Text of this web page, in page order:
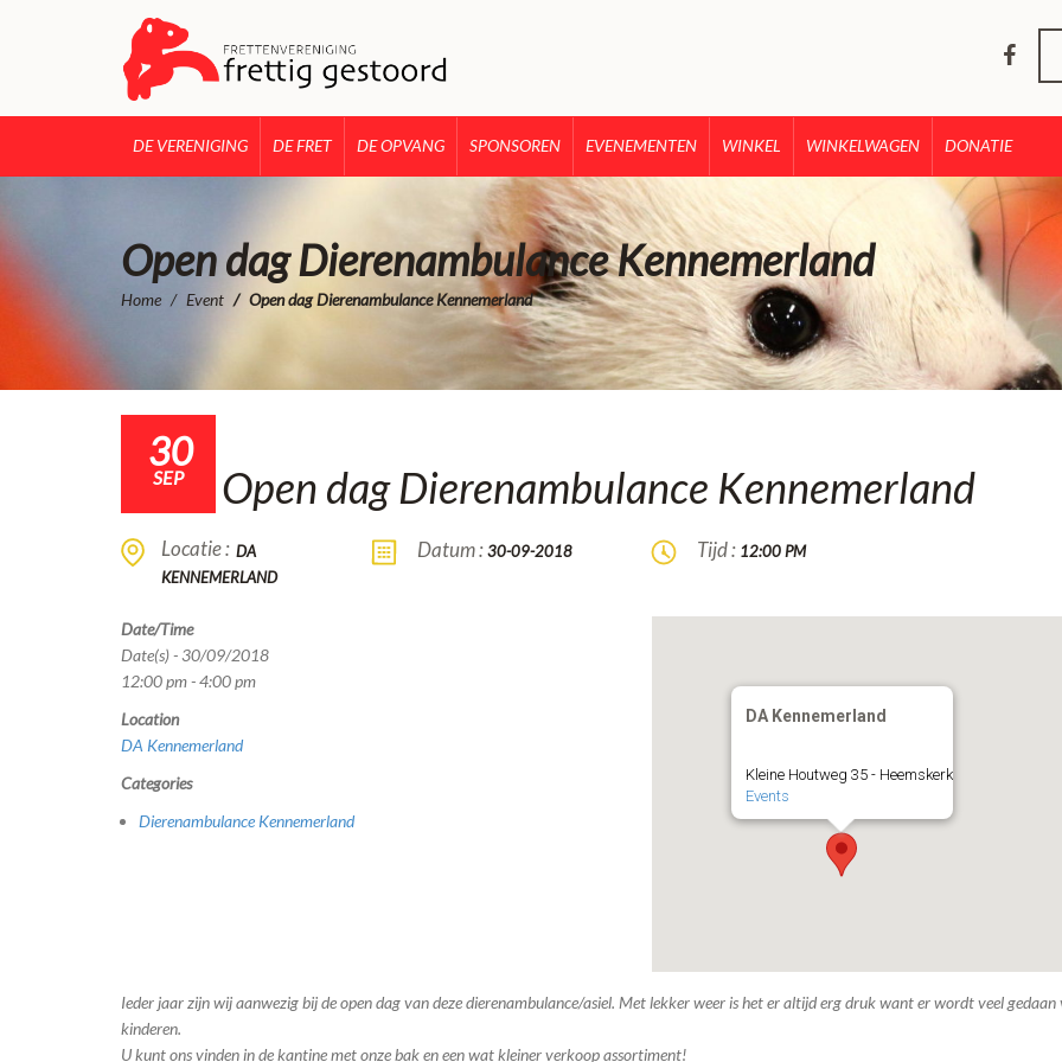
DE VERENIGING DE FRET DE OPVANG SPONSOREN EVENEMENTEN WINKEL WINKELWAGEN DONATIE
Open dag Dierenambulance Kennemerland
Home Event Open dag Dierenambulance Kennemerland
30
SEP Open dag Dierenambulance Kennemerland
Locatie : DA
KENNEMERLAND
Datum :30-09-2018 Tijd : 12:00 PM
DA Kennemerland
Kleine Houtweg 35 - Heemskerk
Events
Date/Time
Date(s) - 30/09/2018
12:00 pm - 4:00 pm
Location
DA Kennemerland
Categories
Dierenambulance Kennemerland
Ieder jaar zijn wij aanwezig bij de open dag van deze dierenambulance/asiel. Met lekker weer is het er altijd erg druk want er wordt veel gedaan
kinderen.
U kunt ons vinden in de kantine met onze bak en een wat kleiner verkoop assortiment!